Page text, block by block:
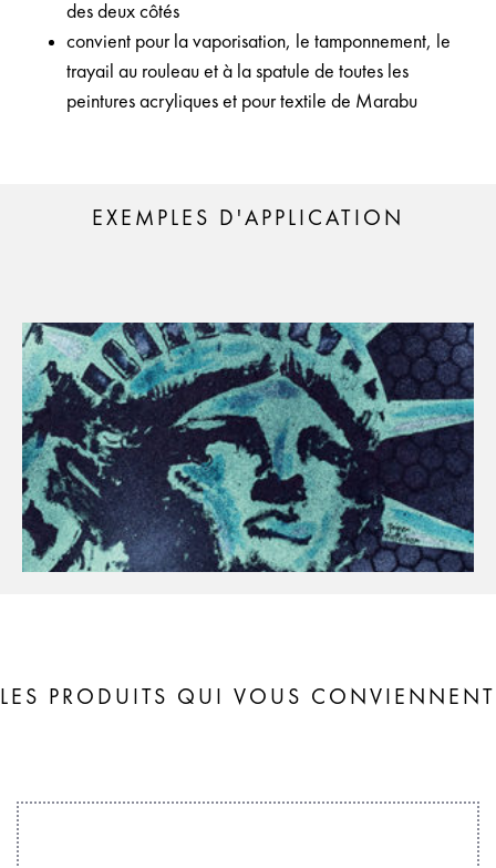
des deux côtés
convient pour la vaporisation, le tamponnement, le
trayail au rouleau et à la spatule de toutes les
peintures acryliques et pour textile de Marabu
EXEMPLES D'APPLICATION
LES PRODUITS QUI VOUS CONVIENNENT